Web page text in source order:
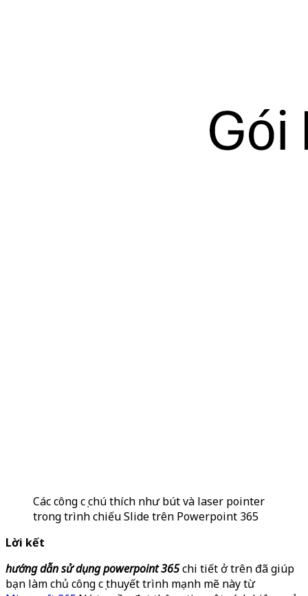
Các công cụ chú thích như bút và laser pointer
trong trình chiếu Slide trên Powerpoint 365
Lời kết
hướng dẫn sử dụng powerpoint 365chi tiết ở trên đã giúp
bạn làm chủ công cụ thuyết trình mạnh mẽ này từ